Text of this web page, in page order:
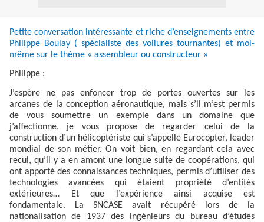
Petite conversation intéressante et riche d’enseignements entre
Philippe Boulay ( spécialiste des voilures tournantes) et moi-
même sur le thème « assembleur ou constructeur »
Philippe :
J’espère ne pas enfoncer trop de portes ouvertes sur les
arcanes de la conception aéronautique, mais s’il m’est permis
de vous soumettre un exemple dans un domaine que
j’affectionne, je vous propose de regarder celui de la
construction d’un hélicoptériste qui s’appelle Eurocopter, leader
mondial de son métier. On voit bien, en regardant cela avec
recul, qu’il y a en amont une longue suite de coopérations, qui
ont apporté des connaissances techniques, permis d’utiliser des
technologies avancées qui étaient propriété d’entités
extérieures… Et que l’expérience ainsi acquise est
fondamentale. La SNCASE avait récupéré lors de la
nationalisation de 1937 des ingénieurs du bureau d’études